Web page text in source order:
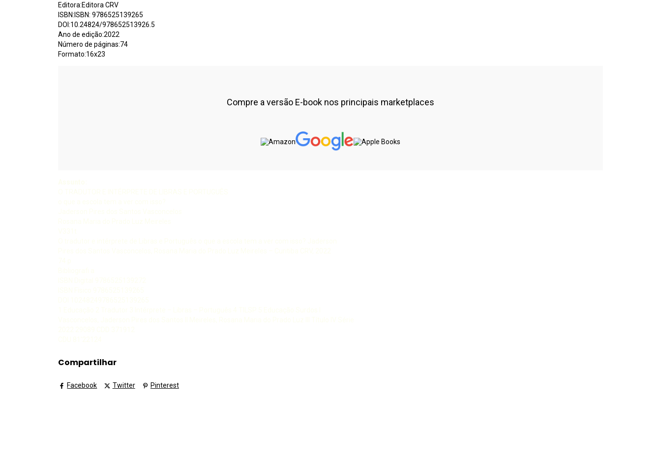
Editora:Editora CRV
ISBN:ISBN: 9786525139265
DOI:10.24824/978652513926.5
Ano de edição:2022
Número de páginas:74
Formato:16x23
Compre a versão E-book nos principais marketplaces
Compartilhar
Facebook Twitter Pinterest